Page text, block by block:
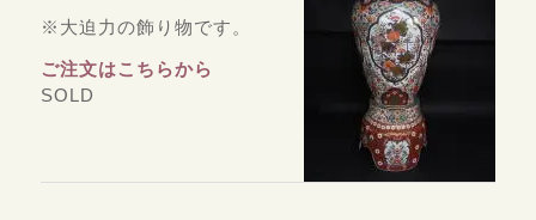
※大迫力の飾り物です。
ご注文はこちらから
SOLD